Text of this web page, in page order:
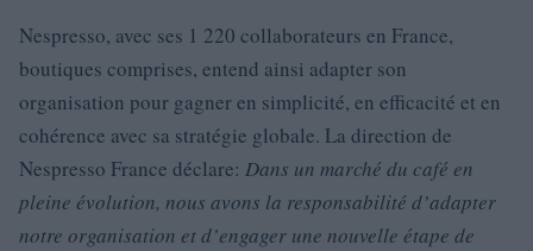
Nespresso, avec ses 1 220 collaborateurs en France,
boutiques comprises, entend ainsi adapter son
organisation pour gagner en simplicité, en efficacité et en
cohérence avec sa stratégie globale. La direction de
Nespresso France déclare: Dans un marché du café en
pleine évolution, nous avons la responsabilité d’adapter
notre organisation et d’engager une nouvelle étape de